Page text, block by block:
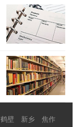
鹤壁 新乡 焦作